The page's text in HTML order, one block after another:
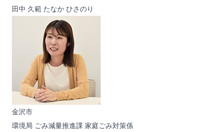
田中 久範 たなか ひさのり
金沢市
環境局 ごみ減量推進課 家庭ごみ対策係